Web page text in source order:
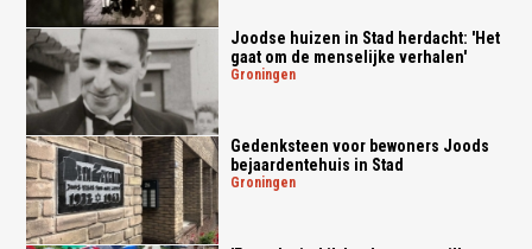
Joodse huizen in Stad herdacht: 'Het
gaat om de menselijke verhalen'
groningen
Gedenksteen voor bewoners Joods
bejaardentehuis in Stad
groningen